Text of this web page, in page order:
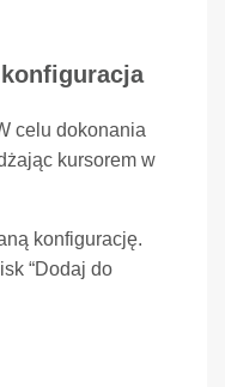
celu dokonania
kursorem w
konfigurację.
“Dodaj do